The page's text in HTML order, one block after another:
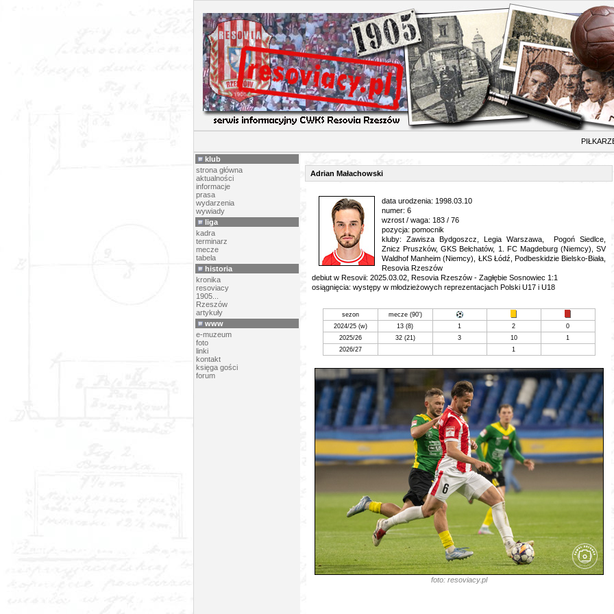
klub
strona główna
aktualności
informacje
prasa
wydarzenia
wywiady
liga
kadra
terminarz
mecze
tabela
historia
kronika
resoviacy
1905...
Rzeszów
artykuły
www
e-muzeum
foto
linki
kontakt
księga gości
forum
Adrian Małachowski
data urodzenia: 1998.03.10
numer: 6
wzrost / waga: 183 / 76
pozycja: pomocnik
kluby: Zawisza Bydgoszcz, Legia Warszawa, Pogoń Siedlce,
Znicz Pruszków, GKS Bełchatów, 1. FC Magdeburg (Niemcy), SV
Waldhof Manheim (Niemcy), ŁKS Łódź, Podbeskidzie Bielsko-Biała,
Resovia Rzeszów
debiut w Resovii: 2025.03.02, Resovia Rzeszów - Zagłębie Sosnowiec 1:1
osiągnięcia: występy w młodzieżowych reprezentacjach Polski U17 i U18
sezon
mecze (90')
2024/25 (w)
13 (8) 1 2
0
2025/26
32(21) 3 10
1
2026/27
1
foto: resoviacy.pl